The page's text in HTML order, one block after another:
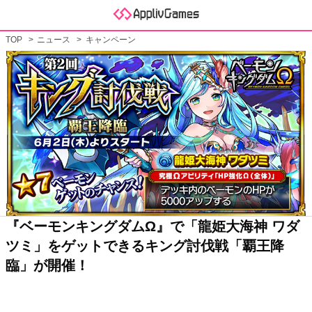
TOP ニュース キャンペーン
『ベーモンキングダムΩ』で「龍姫大海神 ワダ
ツミ」をゲットできるキング討伐戦「覇王降
臨」が開催！